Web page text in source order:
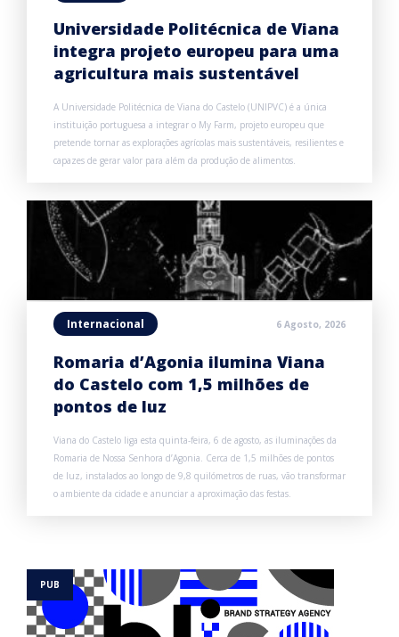
Universidade Politécnica de Viana
integra projeto europeu para uma
agricultura mais sustentável
A Universidade Politécnica de Viana do Castelo (UNIPVC) é a única
instituição portuguesa a integrar o My Farm, projeto europeu que
pretende tornar as explorações agrícolas mais sustentáveis, resilientes e
capazes de gerar valor para além da produção de alimentos.
Internacional 6 Agosto, 2026
Romaria d’Agonia ilumina Viana
do Castelo com 1,5 milhões de
pontos de luz
Viana do Castelo liga esta quinta-feira, 6 de agosto, as iluminações da
Romaria de Nossa Senhora d’Agonia. Cerca de 1,5 milhões de pontos
de luz, instalados ao longo de 9,8 quilómetros de ruas, vão transformar
o ambiente da cidade e anunciar a aproximação das festas.